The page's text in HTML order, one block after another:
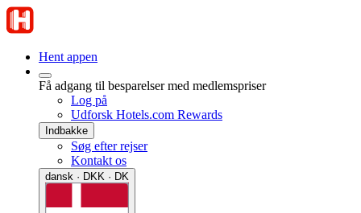
Hent appen
Få adgang til besparelser med medlemspriser
Log på
Udforsk Hotels.com Rewards
Indbakke
Søg efter rejser
Kontakt os
dansk · DKK · DK